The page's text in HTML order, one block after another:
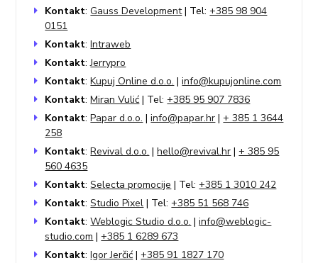
Kontakt:Gauss Development| Tel:+385 98 904
0151
Kontakt:Intraweb
Kontakt:Jerrypro
Kontakt:Kupuj Online d.o.o. |info@kupujonline.com
Kontakt:Miran Vulić | Tel:+385 95 907 7836
Kontakt:Papar d.o.o. |info@papar.hr |+ 385 1 3644
258
Kontakt:Revival d.o.o. |hello@revival.hr |+ 385 95
560 4635
Kontakt:Selecta promocije | Tel:+385 1 3010 242
Kontakt:Studio Pixel | Tel:+385 51 568 746
Kontakt:Weblogic Studio d.o.o. |info@weblogic-
studio.com |+385 1 6289 673
Kontakt:Igor Jerčić |+385 91 1827 170